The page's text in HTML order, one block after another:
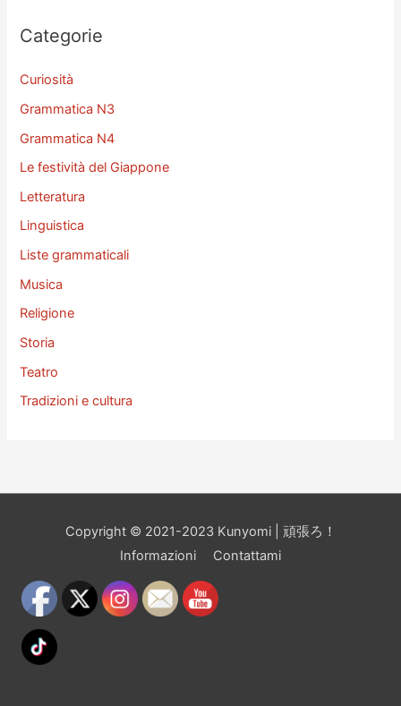
a
Categorie
Curiosità
Grammatica N3
Grammatica N4
Le festività del Giappone
Letteratura
Linguistica
Liste grammaticali
Musica
Religione
Storia
Teatro
Tradizioni e cultura
Copyright © 2021-2023 Kunyomi | 頑張ろ！
Informazioni
Contattami